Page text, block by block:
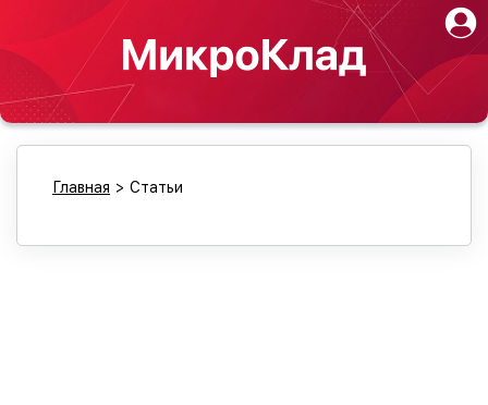
Главная > Статьи